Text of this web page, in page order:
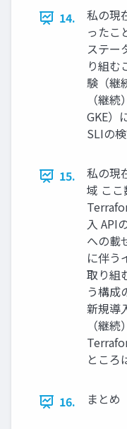
14.
私の現
ったこ
ステー
り組む
験（継
（継
GKE）
SLIの
15.
私の現
域 ここ
入 API
への載
に伴う
取り組
う構成
新規導
（継
ところ
16. まとめ